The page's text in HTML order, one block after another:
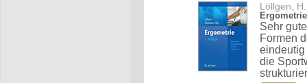
Löllgen,
Sehr
Formen
eindeutig
die